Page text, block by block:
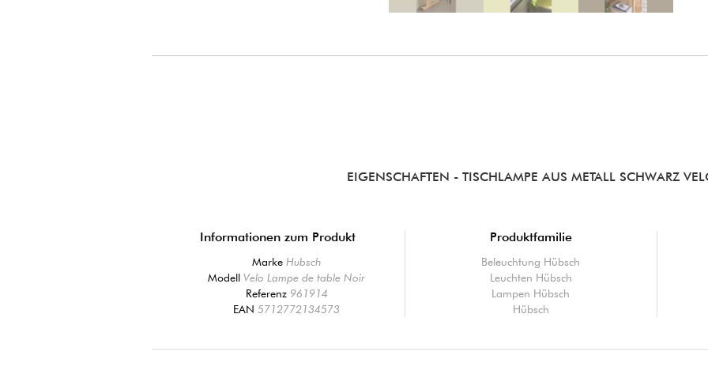
EIGENSCHAFTEN - TISCHLAMPE AUS METALL SCHWARZ
Informationen zum Produkt
Marke Hubsch
ModellVelo Lampe de table Noir
Referenz 961914
EAN5712772134573
Produktfamilie
Beleuchtung Hübsch
Leuchten Hübsch
Lampen Hübsch
Hübsch